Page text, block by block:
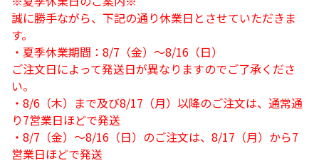
誠に勝手ながら、下記の通り休業日とさせていただきま
す。
・夏季休業期間：8/7（金）～8/16（日）
ご注文日によって発送日が異なりますのでご了承くださ
い。
・8/6（木）まで及び8/17（月）以降のご注文は、通常通
り7営業日ほどで発送
・8/7（金）～8/16（日）のご注文は、8/17（月）から7
営業日ほどで発送